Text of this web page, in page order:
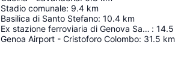
Stadio comunale: 9.4 km
Basilica di Santo Stefano: 10.4 km
Ex stazione ferroviaria di Genova Sant'Ilario : 14.5
Genoa Airport - Cristoforo Colombo: 31.5 km